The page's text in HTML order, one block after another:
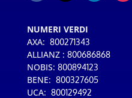
NUMERI VERDI
AXA: 800271343
ALLIANZ : 800686868
NOBIS: 800894123
BENE: 800327605
UCA: 800129492